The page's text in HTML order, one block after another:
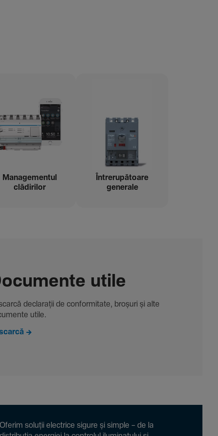
Managementul
clădi­rilor
Între­ru­pă­toare
gene­rale
utile
decla­rații de conformitate, broșuri și alte
utile.
soluții electrice sigure și simple – de la